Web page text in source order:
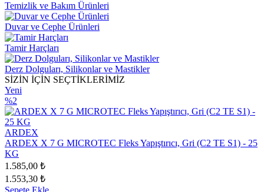
Temizlik ve Bakım Ürünleri
Duvar ve Cephe Ürünleri
Tamir Harçları
Derz Dolguları, Silikonlar ve Mastikler
SİZİN İÇİN SEÇTİKLERİMİZ
Yeni
%2
ARDEX
ARDEX X 7 G MICROTEC Fleks Yapıştırıcı, Gri (C2 TE S1) - 25
KG
1.585,00 ₺
1.553,30 ₺
Sepete Ekle